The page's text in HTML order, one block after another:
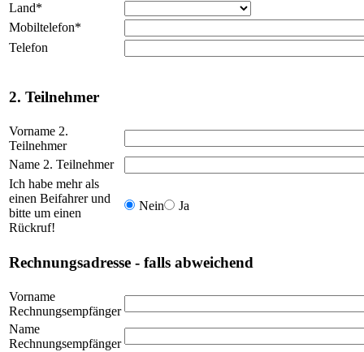
Land*
Mobiltelefon*
Telefon
2. Teilnehmer
Vorname 2.
Teilnehmer
Name 2. Teilnehmer
Ich habe mehr als
einen Beifahrer und
bitte um einen
Rückruf!
Nein Ja
Rechnungsadresse - falls abweichend
Vorname
Rechnungsempfänger
Name
Rechnungsempfänger